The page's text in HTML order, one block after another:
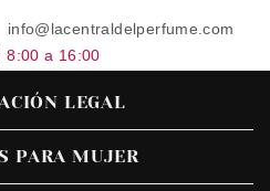
info@lacentraldelperfume.com
8:00 a 16:00
LEGAL
PARA MUJER